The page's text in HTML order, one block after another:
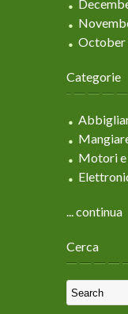
October
Categorie
Motori
... continua
Cerca